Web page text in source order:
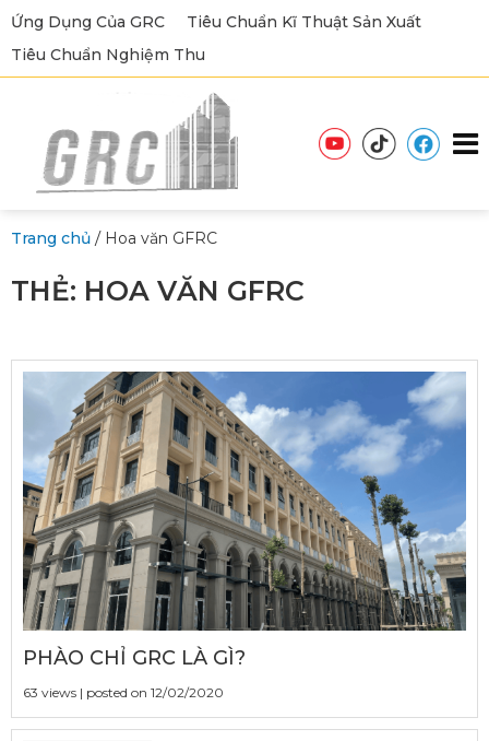
Ứng Dụng Của GRC
Tiêu Chuẩn Kĩ Thuật Sản Xuất
Tiêu Chuẩn Nghiệm Thu
Trang chủ / Hoa văn GFRC
THẺ: HOA VĂN GFRC
PHÀO CHỈ GRC LÀ GÌ?
63 views | posted on 12/02/2020